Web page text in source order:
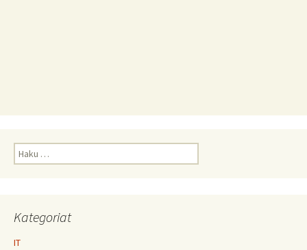
Haku:
Kategoriat
IT